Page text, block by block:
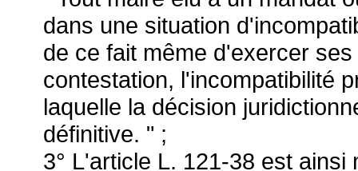
dans une situation
de ce fait même d'exercer
contestation, l'incompatibilité
laquelle la décision
définitive. " ;
3° L'article L. 121-38 est ainsi